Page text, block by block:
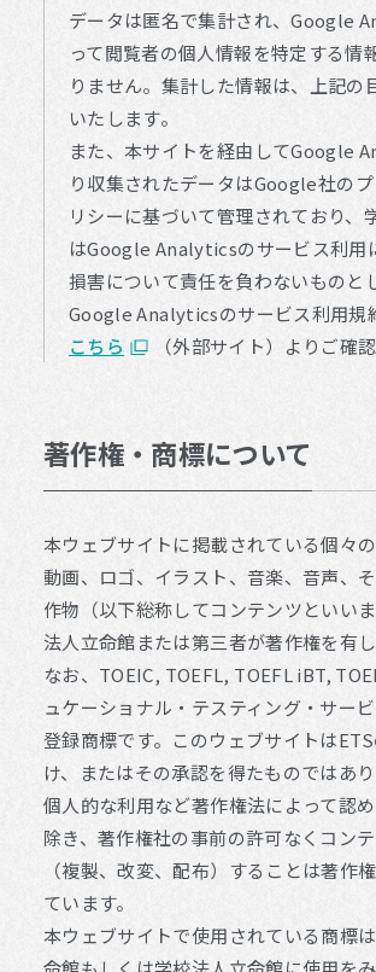
データは匿名で集計され、Google
って閲覧者の個人情報を特定する情
りません。集計した情報は、上記の
いたします。
また、本サイトを経由してGoogle
り収集されたデータはGoogle社の
リシーに基づいて管理されており、
はGoogle Analyticsのサービス利用
損害について責任を負わないものと
Google Analyticsのサービス利用規
こちら
（外部サイト）よりご確
著作権・商標について
本ウェブサイトに掲載されている個々の
動画、ロゴ、イラスト、音楽、音声、
作物（以下総称してコンテンツといい
法人立命館または第三者が著作権を有し
なお、TOEIC, TOEFL, TOEFL iBT,
ュケーショナル・テスティング・サー
登録商標です。このウェブサイトは
け、またはその承認を得たものではあり
個人的な利用など著作権法によって認
除き、著作権社の事前の許可なくコン
（複製、改変、配布）することは著作
ています。
本ウェブサイトで使用されている商標